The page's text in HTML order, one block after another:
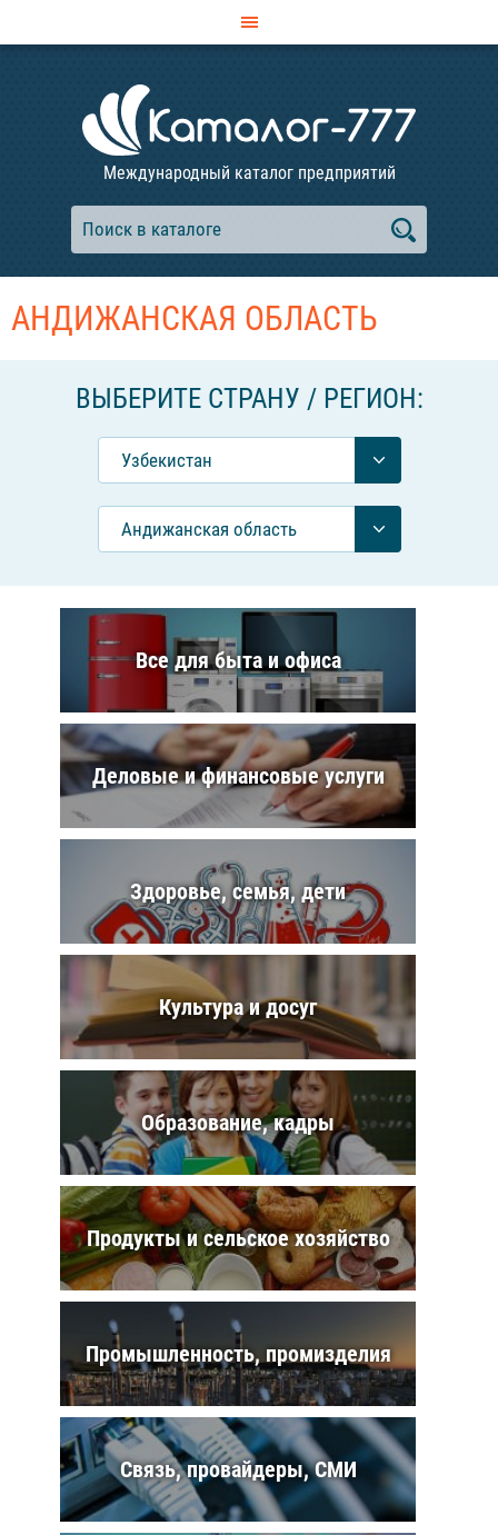
Международный каталог предприятий
АНДИЖАНСКАЯ ОБЛАСТЬ
ВЫБЕРИТЕ СТРАНУ / РЕГИОН:
Узбекистан
Андижанская область
Все для быта и офиса
Деловые и финансовые услуги
Здоровье, семья, дети
Культура и досуг
Образование, кадры
Продукты и сельское хозяйство
Промышленность, промизделия
Связь, провайдеры, СМИ